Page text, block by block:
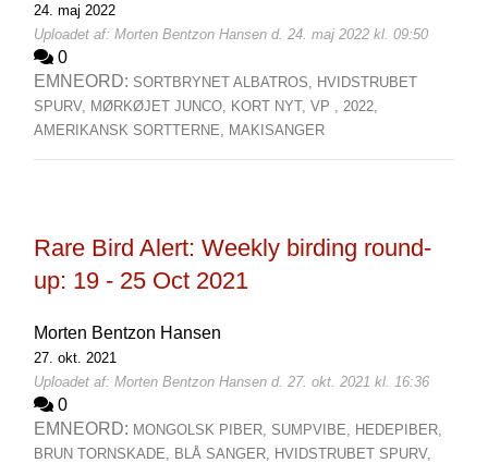
24. maj 2022
Uploadet af: Morten Bentzon Hansen d. 24. maj 2022 kl. 09:50
0
EMNEORD: SORTBRYNET ALBATROS, HVIDSTRUBET
SPURV, MØRKØJET JUNCO, KORT NYT, VP , 2022,
AMERIKANSK SORTTERNE, MAKISANGER
Rare Bird Alert: Weekly birding round-
up: 19 - 25 Oct 2021
Morten Bentzon Hansen
27. okt. 2021
Uploadet af: Morten Bentzon Hansen d. 27. okt. 2021 kl. 16:36
0
EMNEORD: MONGOLSK PIBER, SUMPVIBE, HEDEPIBER,
BRUN TORNSKADE, BLÅ SANGER, HVIDSTRUBET SPURV,